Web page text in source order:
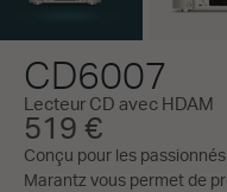
CD6007
Lecteur CD avec HDAM
519 €
Conçu pour les
Marantz vous permet de